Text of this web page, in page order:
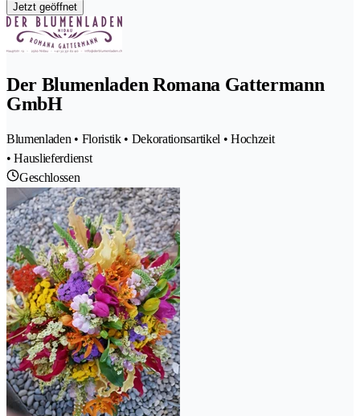
Jetzt geöffnet
Der Blumenladen Romana Gattermann
GmbH
Blumenladen • Floristik • Dekorationsartikel • Hochzeit
• Hauslieferdienst
Geschlossen